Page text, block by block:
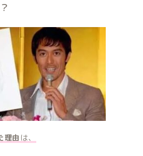
理由 は、